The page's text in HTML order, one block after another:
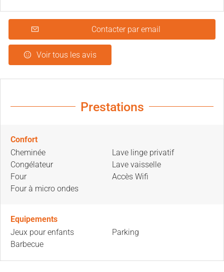
Contacter par email
Voir tous les avis
Prestations
Confort
Cheminée
Congélateur
Four
Four à micro ondes
Lave linge privatif
Lave vaisselle
Accès Wifi
Equipements
Jeux pour enfants
Barbecue
Parking